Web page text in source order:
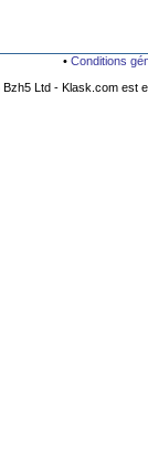
• Conditions
Ltd - Klask.com est